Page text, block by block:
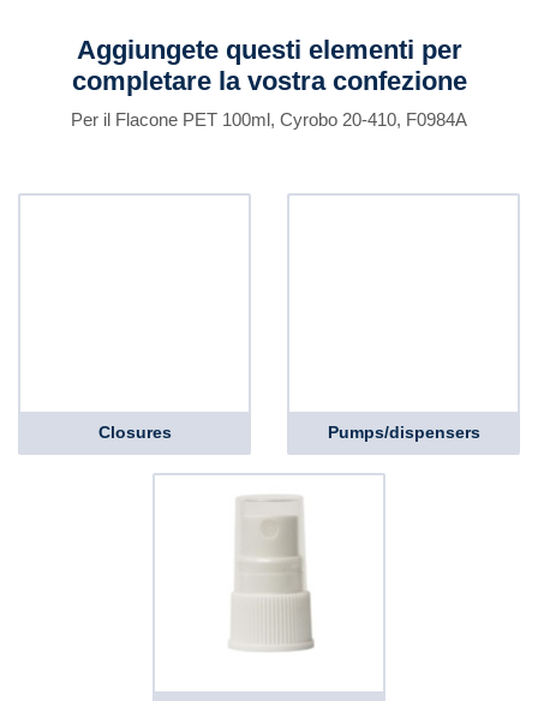
Aggiungete questi elementi per
completare la vostra confezione
Per il Flacone PET 100ml, Cyrobo 20-410, F0984A
Closures Pumps/dispensers